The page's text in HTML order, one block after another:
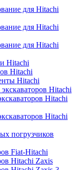
для Hitachi
для Hitachi
для Hitachi
Hitachi
Hitachi
Hitachi
Hitachi
Hitachi
Hitachi
погрузчиков
Fiat-Hitachi
Hitachi Zaxis